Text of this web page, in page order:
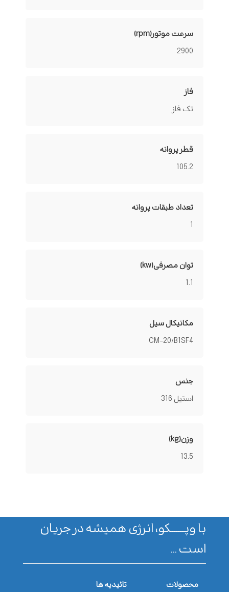
سرعت موتور(rpm)
2900
فاز
تک فاز
قطر پروانه
105.2
تعداد طبقات پروانه
1
توان مصرفی(kw)
1.1
مکانیکال سیل
CM-20/B1SF4
جنس
استیل 316
وزن(kg)
13.5
با وپـــــــکو، انرژی همیشه در جریان
است ...
محصولات
تائیدیه ها